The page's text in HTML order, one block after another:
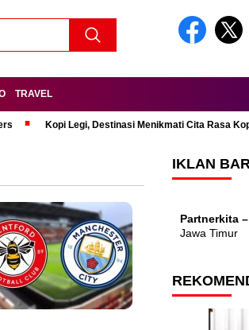
TRAVEL
Kopi Legi, Destinasi Menikmati Cita Rasa
IKLAN
Partnerkita –
Jawa Timur